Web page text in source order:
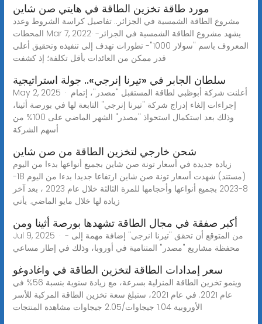
مورد طاقة تخزين الطاقة في هايتي صن شاين
مشروع الطاقة الشمسية في الجزائر.. تفاصيل كراسة الشروط وعدد
المحطات Mar 7, 2022· يشهد مشروع الطاقة الشمسية في الجزائر-
المعروف باسم "سولار 1000"- تطورات تهدف إلى تنفيذه وتحقيق أعلى
قدر ممكن من العائدات بأقل تكلفة؛ إذ كشفت
سلطان الجابر في «تيرنا إنرجي».. جولة استراتيجية
May 2, 2025 · أعلنت شركة أبوظبي لطاقة المستقبل "مصدر"، إتمام
إجراءات إلغاء إدراج شركة "تيرنا إنرجي" التابعة لها في بورصة أثينا،
وذلك بعد استكمال استحواذ "مصدر" الشهر الماضي على 100% من
أسهم الشركة
شحن خارجي لتخزين الطاقة من صن شاين
زيادة جديدة في أسعار تونة صن شاين بجميع أنواعها بدءا من اليوم
(مستند) شهدت أسعار تونة صن شاين ارتفاعا جديدا بدءا من اليوم 18-
8-2023 بجميع أنواعها وأحجامها للمرة الثالثة خلال عام 2023 ، بعد آخر
زيادة لها خلال مايو الماضي. يأتي
أكبر صفقة في مجال الطاقة تشهدها بورصة أثينا ومن
Jul 9, 2025 · - من المتوقع أن تحقق "تيرنا انرجي" إضافة مهمة إلى
محفظة مشاريع "مصدر" المتنامية في أوروبا، وذلك في إطار مساعي
سعر إمدادات الطاقة لتخزين الطاقة في واغادوغو
وينمو تخزين الطاقة المنزلية بسرعة، مع زيادة سنوية بنسبة 56% في
عام 2021. في عام 2021، ستبلغ سعة تخزين الطاقة المركبة للأسر
الأوروبية 1.04 جيجاوات/2.05 جيجاوات مشاهدة المنتجات